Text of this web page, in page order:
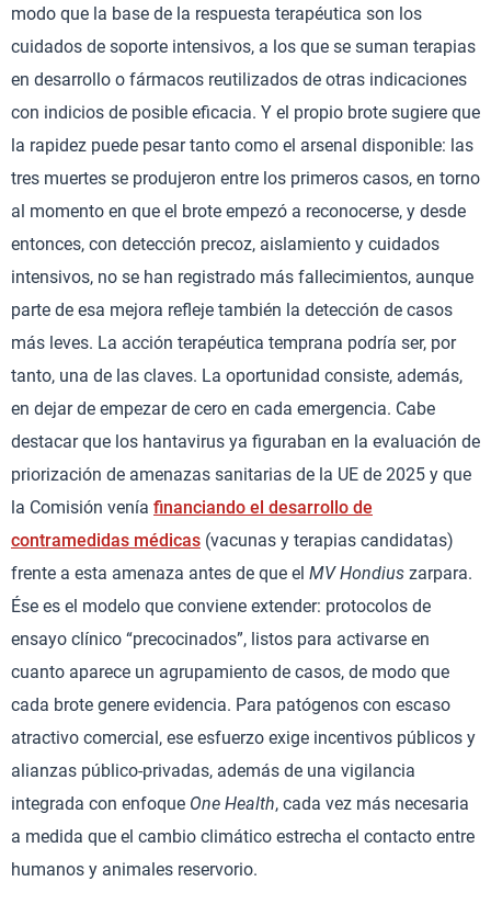
modo que la base de la respuesta terapéutica son los
cuidados de soporte intensivos, a los que se suman terapias
en desarrollo o fármacos reutilizados de otras indicaciones
con indicios de posible eficacia. Y el propio brote sugiere que
la rapidez puede pesar tanto como el arsenal disponible: las
tres muertes se produjeron entre los primeros casos, en torno
al momento en que el brote empezó a reconocerse, y desde
entonces, con detección precoz, aislamiento y cuidados
intensivos, no se han registrado más fallecimientos, aunque
parte de esa mejora refleje también la detección de casos
más leves. La acción terapéutica temprana podría ser, por
tanto, una de las claves. La oportunidad consiste, además,
en dejar de empezar de cero en cada emergencia. Cabe
destacar que los hantavirus ya figuraban en la evaluación de
priorización de amenazas sanitarias de la UE de 2025 y que
la Comisión venía financiando el desarrollo de
contramedidas médicas (vacunas y terapias candidatas)
frente a esta amenaza antes de que el MV Hondius zarpara.
Ése es el modelo que conviene extender: protocolos de
ensayo clínico “precocinados”, listos para activarse en
cuanto aparece un agrupamiento de casos, de modo que
cada brote genere evidencia. Para patógenos con escaso
atractivo comercial, ese esfuerzo exige incentivos públicos y
alianzas público-privadas, además de una vigilancia
integrada con enfoque One Health, cada vez más necesaria
a medida que el cambio climático estrecha el contacto entre
humanos y animales reservorio.